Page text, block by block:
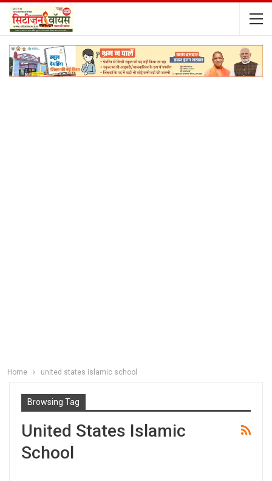
Home united states islamic school
Browsing Tag
United States Islamic
School